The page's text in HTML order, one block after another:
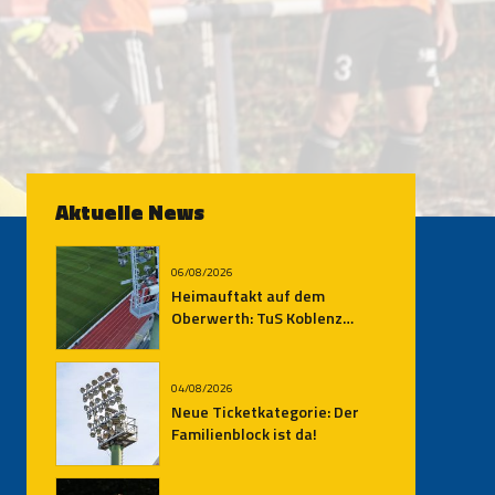
Aktuelle News
06/08/2026
Heimauftakt auf dem
Oberwerth: TuS Koblenz
04/08/2026
Neue Ticketkategorie: Der
Familienblock ist da!